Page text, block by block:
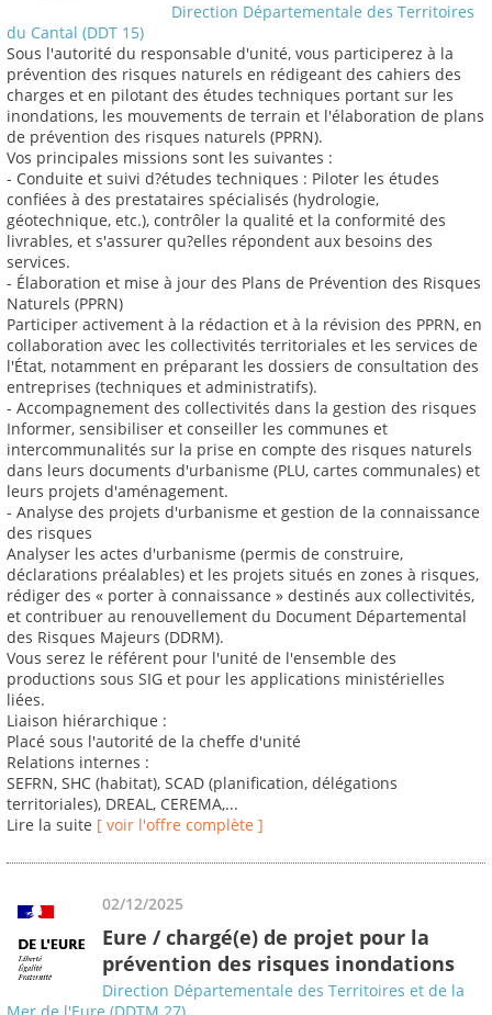
Direction Départementale des Territoires
du Cantal (DDT 15)
Sous l'autorité du responsable d'unité, vous participerez à la
prévention des risques naturels en rédigeant des cahiers des
charges et en pilotant des études techniques portant sur les
inondations, les mouvements de terrain et l'élaboration de plans
de prévention des risques naturels (PPRN).
Vos principales missions sont les suivantes :
- Conduite et suivi d?études techniques : Piloter les études
confiées à des prestataires spécialisés (hydrologie,
géotechnique, etc.), contrôler la qualité et la conformité des
livrables, et s'assurer qu?elles répondent aux besoins des
services.
- Élaboration et mise à jour des Plans de Prévention des Risques
Naturels (PPRN)
Participer activement à la rédaction et à la révision des PPRN, en
collaboration avec les collectivités territoriales et les services de
l'État, notamment en préparant les dossiers de consultation des
entreprises (techniques et administratifs).
- Accompagnement des collectivités dans la gestion des risques
Informer, sensibiliser et conseiller les communes et
intercommunalités sur la prise en compte des risques naturels
dans leurs documents d'urbanisme (PLU, cartes communales) et
leurs projets d'aménagement.
- Analyse des projets d'urbanisme et gestion de la connaissance
des risques
Analyser les actes d'urbanisme (permis de construire,
déclarations préalables) et les projets situés en zones à risques,
rédiger des « porter à connaissance » destinés aux collectivités,
et contribuer au renouvellement du Document Départemental
des Risques Majeurs (DDRM).
Vous serez le référent pour l'unité de l'ensemble des
productions sous SIG et pour les applications ministérielles
liées.
Liaison hiérarchique :
Placé sous l'autorité de la cheffe d'unité
Relations internes :
SEFRN, SHC (habitat), SCAD (planification, délégations
territoriales), DREAL, CEREMA,...
Lire la suite [ voir l'offre complète ]
02/12/2025
Eure / chargé(e) de projet pour la
prévention des risques inondations
Direction Départementale des Territoires et de la